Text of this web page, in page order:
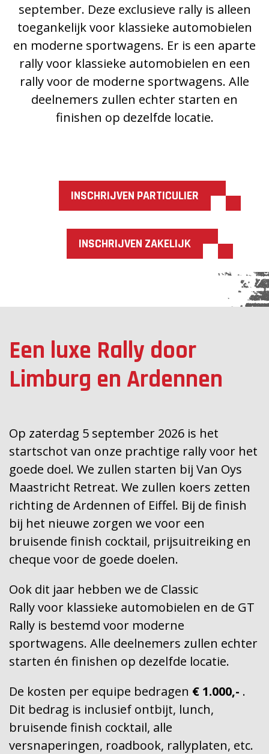
september. Deze exclusieve rally is alleen
toegankelijk voor klassieke automobielen
en moderne sportwagens. Er is een aparte
rally voor klassieke automobielen en een
rally voor de moderne sportwagens. Alle
deelnemers zullen echter starten en
finishen op dezelfde locatie.
INSCHRIJVEN PARTICULIER
INSCHRIJVEN ZAKELIJK
Een luxe Rally door
Limburg en Ardennen
Op zaterdag 5 september 2026 is het
startschot van onze prachtige rally voor het
goede doel. We zullen starten bij Van Oys
Maastricht Retreat. We zullen koers zetten
richting de Ardennen of Eiffel. Bij de finish
bij het nieuwe zorgen we voor een
bruisende finish cocktail, prijsuitreiking en
cheque voor de goede doelen.
Ook dit jaar hebben we de Classic
Rally voor klassieke automobielen en de GT
Rally is bestemd voor moderne
sportwagens. Alle deelnemers zullen echter
starten én finishen op dezelfde locatie.
De kosten per equipe bedragen € 1.000,- .
Dit bedrag is inclusief ontbijt, lunch,
bruisende finish cocktail, alle
versnaperingen, roadbook, rallyplaten, etc.